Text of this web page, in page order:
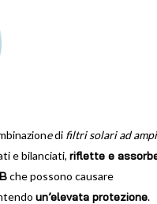
edi filtri solari ad
e bilanciati,riflette e
che possono causare
un’elevata protezione.